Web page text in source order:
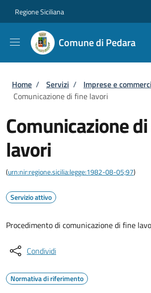
Regione Siciliana
Comune di Pedara
Briciole di pane
Home / Servizi / Imprese e
Comunicazione di fine lavori
Comunicazione
lavori
(urn:nir:regione.sicilia:legge:1982-08-05;97)
Servizio attivo
Procedimento di comunicazione di fine
Condividi
Normativa di riferimento